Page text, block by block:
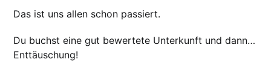
Das ist uns allen schon passiert.
Du buchst eine gut bewertete Unterkunft und dann…
Enttäuschung!